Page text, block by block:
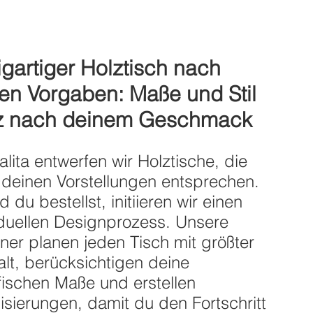
WOODY
290,00 €
Sale-Preis
beim zweiten Tisch
(-20%!)
|Lieferung kostenlos
Holztischbeine EPSILON
ab275,00 €
Sale-Preis
Sparen Sie beim zweiten Tisch
(-20%!)
inkl. MwSt.| Lieferung kostenlos
X-Trail
350,00 €
Sale-Preis
beim zweiten Tisch
(-20%!)
|Lieferung kostenlos
Metallgestell FRAME
ab220,00 €
Sale-Preis
Sparen Sie beim zweiten Tisch
(-20%!)
inkl. MwSt.| Lieferung kostenlos
Holztisch nach
Vorgaben: Maße und Stil
nach deinem Geschmack
entwerfen wir Holztische, die
Vorstellungen entsprechen.
du bestellst, initiieren wir einen
Designprozess. Unsere
planen jeden Tisch mit größter
berücksichtigen deine
Maße und erstellen
damit du den Fortschritt